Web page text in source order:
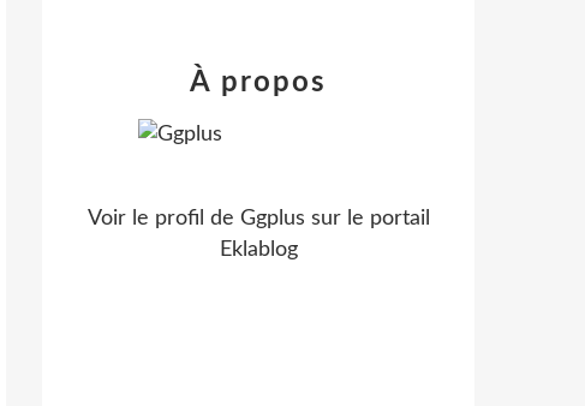
À propos
Voir le profil de Ggplus sur le portail
Eklablog